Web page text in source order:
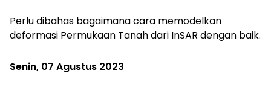
Perlu dibahas bagaimana cara memodelkan
deformasi Permukaan Tanah dari InSAR dengan baik.
Senin, 07 Agustus 2023